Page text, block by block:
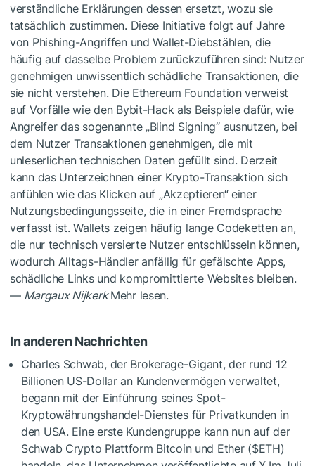
verständliche Erklärungen dessen ersetzt, wozu sie
tatsächlich zustimmen. Diese Initiative folgt auf Jahre
von Phishing-Angriffen und Wallet-Diebstählen, die
häufig auf dasselbe Problem zurückzuführen sind: Nutzer
genehmigen unwissentlich schädliche Transaktionen, die
sie nicht verstehen. Die Ethereum Foundation verweist
auf Vorfälle wie den Bybit-Hack als Beispiele dafür, wie
Angreifer das sogenannte „Blind Signing“ ausnutzen, bei
dem Nutzer Transaktionen genehmigen, die mit
unleserlichen technischen Daten gefüllt sind. Derzeit
kann das Unterzeichnen einer Krypto-Transaktion sich
anfühlen wie das Klicken auf „Akzeptieren“ einer
Nutzungsbedingungsseite, die in einer Fremdsprache
verfasst ist. Wallets zeigen häufig lange Codeketten an,
die nur technisch versierte Nutzer entschlüsseln können,
wodurch Alltags-Händler anfällig für gefälschte Apps,
schädliche Links und kompromittierte Websites bleiben.
— Margaux NijkerkMehr lesen.
In anderen Nachrichten
Charles Schwab, der Brokerage-Gigant, der rund 12
Billionen US-Dollar an Kundenvermögen verwaltet,
begann mit der Einführung seines Spot-
Kryptowährungshandel-Dienstes für Privatkunden in
den USA. Eine erste Kundengruppe kann nun auf der
Schwab Crypto Plattform Bitcoin und Ether ($ETH)